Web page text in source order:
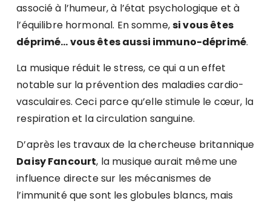
associé à l’humeur, à l’état psychologique et à
l’équilibre hormonal. En somme,si vous êtes
déprimé… vous êtes aussi immuno-déprimé.
La musique réduit le stress, ce qui a un effet
notable sur la prévention des maladies cardio-
vasculaires. Ceci parce qu’elle stimule le cœur, la
respiration et la circulation sanguine.
D’après les travaux de la chercheuse britannique
Daisy Fancourt, la musique aurait même une
influence directe sur les mécanismes de
l’immunité que sont les globules blancs, mais